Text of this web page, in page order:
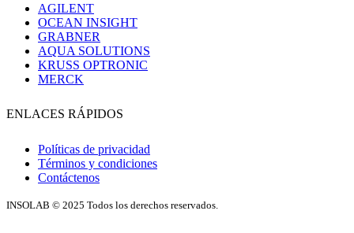
AGILENT
OCEAN INSIGHT
GRABNER
AQUA SOLUTIONS
KRUSS OPTRONIC
MERCK
ENLACES RÁPIDOS
Políticas de privacidad
Términos y condiciones
Contáctenos
INSOLAB © 2025 Todos los derechos reservados.